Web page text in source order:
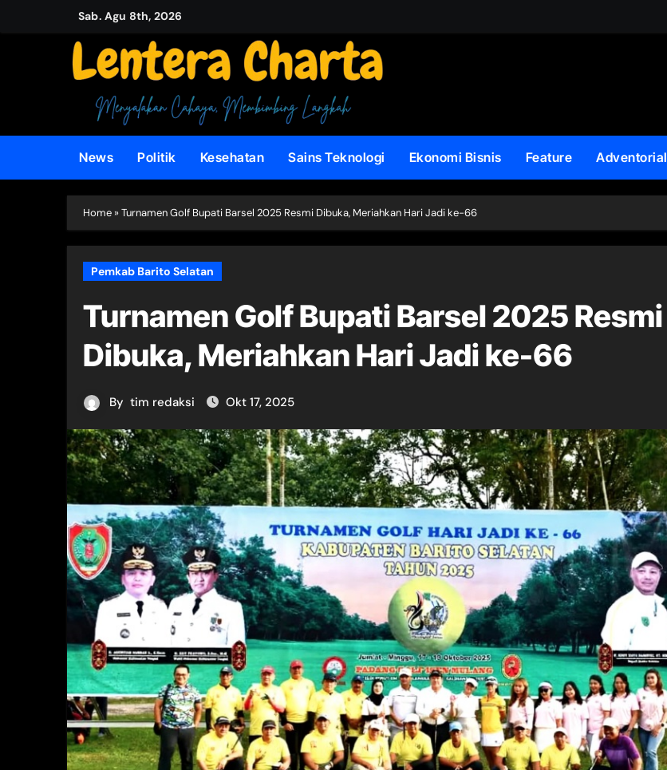
Sab. Agu 8th, 2026
News Politik Kesehatan Sains Teknologi Ekonomi Bisnis Feature Adventorial
Home »Turnamen Golf Bupati Barsel 2025 Resmi Dibuka, Meriahkan Hari Jadi ke-66
Pemkab Barito Selatan
Turnamen Golf Bupati Barsel 2025 Resmi
Dibuka, Meriahkan Hari Jadi ke-66
By tim redaksi Okt 17, 2025